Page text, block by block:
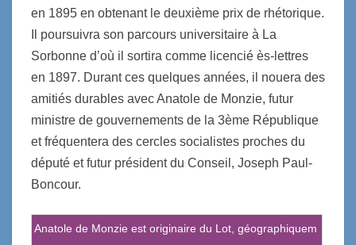
en 1895 en obtenant le deuxième prix de rhétorique.
Il poursuivra son parcours universitaire à La
Sorbonne d’où il sortira comme licencié ès-lettres
en 1897. Durant ces quelques années, il nouera des
amitiés durables avec Anatole de Monzie, futur
ministre de gouvernements de la 3ème République
et fréquentera des cercles socialistes proches du
député et futur président du Conseil, Joseph Paul-
Boncour.
Anatole de Monzie est originaire du Lot, géographiquem